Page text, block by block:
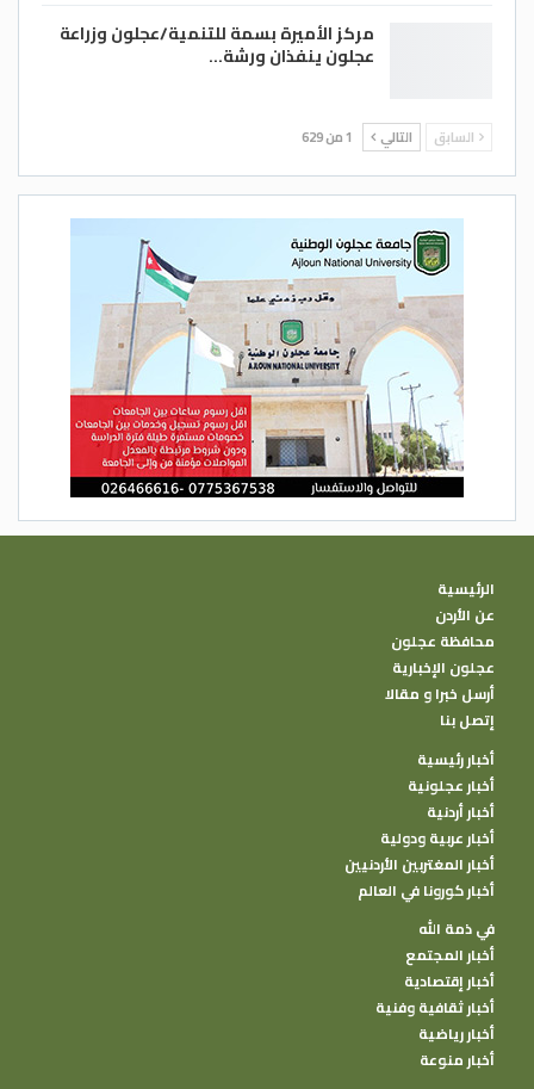
مركز الأميرة بسمة للتنمية/عجلون وزراعة
عجلون ينفذان ورشة…
السابق التالي 1 من 629
الرئيسية
عن الأردن
محافظة عجلون
عجلون الإخبارية
أرسل خبرا و مقالا
إتصل بنا
أخبار رئيسية
أخبار عجلونية
أخبار أردنية
أخبار عربية ودولية
أخبار المغتربين الأردنيين
أخبار كورونا في العالم
في ذمة الله
أخبار المجتمع
أخبار إقتصادية
أخبار ثقافية وفنية
أخبار رياضية
أخبار منوعة